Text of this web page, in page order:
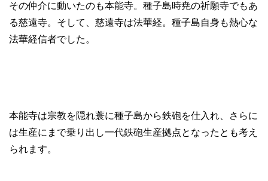
その仲介に動いたのも本能寺。種子島時尭の祈願寺でもあ
る慈遠寺。そして、慈遠寺は法華経。種子島自身も熱心な
法華経信者でした。
本能寺は宗教を隠れ蓑に種子島から鉄砲を仕入れ、さらに
は生産にまで乗り出し一代鉄砲生産拠点となったとも考え
られます。